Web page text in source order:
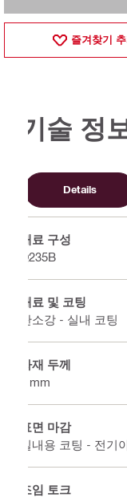
즐겨찾기
기술 정
Details
재료 구성
Q235B
재료 및 코팅
탄소강 - 실내 코팅
자재 두께
4 mm
표면 마감
실내용 코팅 - 전기
조임 토크